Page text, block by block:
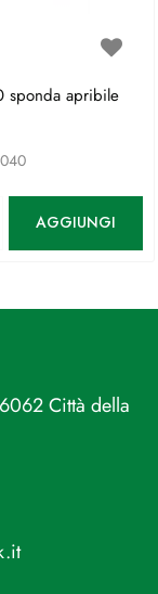
sponda apribile
AGGIUNGI
Città della